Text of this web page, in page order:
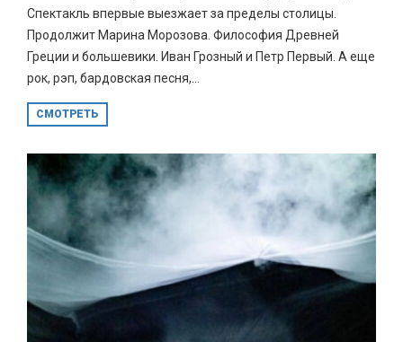
Спектакль впервые выезжает за пределы столицы.
Продолжит Марина Морозова. Философия Древней
Греции и большевики. Иван Грозный и Петр Первый. А еще
рок, рэп, бардовская песня,...
СМОТРЕТЬ